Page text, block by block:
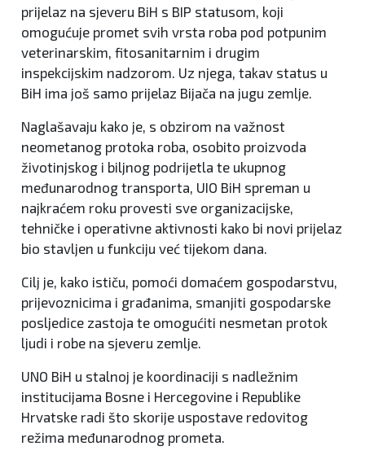
prijelaz na sjeveru BiH s BIP statusom, koji
omogućuje promet svih vrsta roba pod potpunim
veterinarskim, fitosanitarnim i drugim
inspekcijskim nadzorom. Uz njega, takav status u
BiH ima još samo prijelaz Bijača na jugu zemlje.
Naglašavaju kako je, s obzirom na važnost
neometanog protoka roba, osobito proizvoda
životinjskog i biljnog podrijetla te ukupnog
međunarodnog transporta, UIO BiH spreman u
najkraćem roku provesti sve organizacijske,
tehničke i operativne aktivnosti kako bi novi prijelaz
bio stavljen u funkciju već tijekom dana.
Cilj je, kako ističu, pomoći domaćem gospodarstvu,
prijevoznicima i građanima, smanjiti gospodarske
posljedice zastoja te omogućiti nesmetan protok
ljudi i robe na sjeveru zemlje.
UNO BiH u stalnoj je koordinaciji s nadležnim
institucijama Bosne i Hercegovine i Republike
Hrvatske radi što skorije uspostave redovitog
režima međunarodnog prometa.